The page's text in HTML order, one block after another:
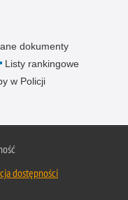
dokumenty
Listy rankingowe
w Policji
dostępności